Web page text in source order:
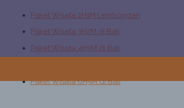
Paket Wisata 2H1M Lembongan
Paket Wisata 3H2M di Bali
Paket Wisata 4H3M di Bali
Paket Wisata 6H5M di Bali